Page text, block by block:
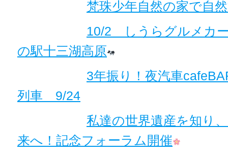
梵珠少年自然の家で自
10/2 しうらグルメカ
の駅十三湖高原
3年振り！夜汽車
列車 9/24
私達の世界遺産を知り
来へ！記念フォーラム開催